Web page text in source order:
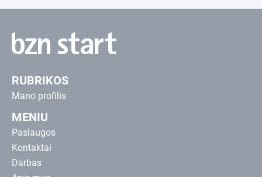
RUBRIKOS
Mano profilis
MENIU
Paslaugos
Kontaktai
Darbas